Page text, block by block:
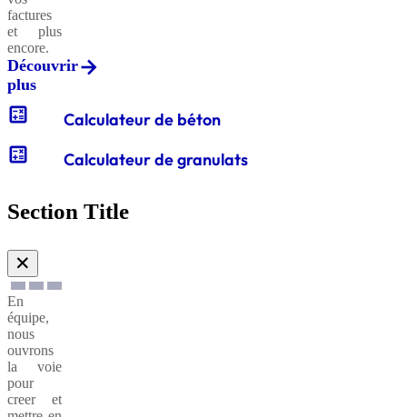
factures
et plus
encore.
Découvrir
plus
calculate Calculateur de béton
calculate Calculateur de granulats
Section Title
✕
En
équipe,
nous
ouvrons
la voie
pour
creer et